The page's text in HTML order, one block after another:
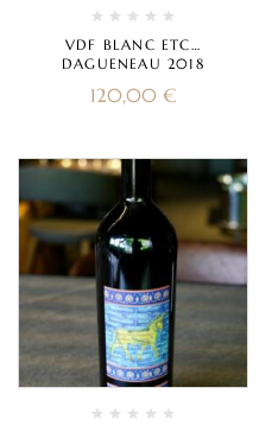
VDF BLANC ETC…
DAGUENEAU 2018
120,00 €